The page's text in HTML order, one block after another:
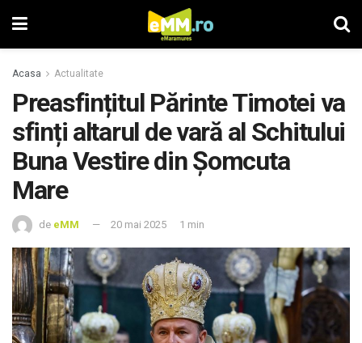
Acasa Actualitate
Preasfințitul Părinte Timotei va
sfinți altarul de vară al Schitului
Buna Vestire din Șomcuta
Mare
de eMM 20 mai 2025 1 min